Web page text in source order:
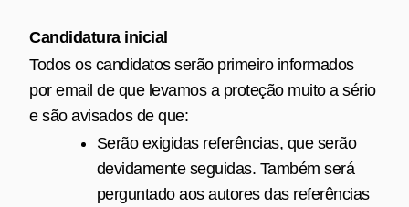
Candidatura inicial
Todos os candidatos serão primeiro informados
por email de que levamos a proteção muito a sério
e são avisados de que:
Serão exigidas referências, que serão
devidamente seguidas. Também será
perguntado aos autores das referências